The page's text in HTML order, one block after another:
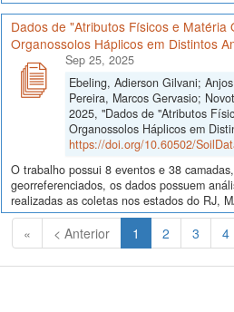
Dados de "Atributos Físicos e Matéria
Organossolos Háplicos em Distintos
Sep 25, 2025
Ebeling, Adierson Gilvani;
Pereira, Marcos Gervasio;
2025, "Dados de "Atributos
Organossolos Háplicos em
https://doi.org/10.60502/
O trabalho possui 8 eventos e 38
georreferenciados, os dados possuem
realizadas as coletas nos estados do RJ,
« < Anterior 1 (Atual)
2 3 4